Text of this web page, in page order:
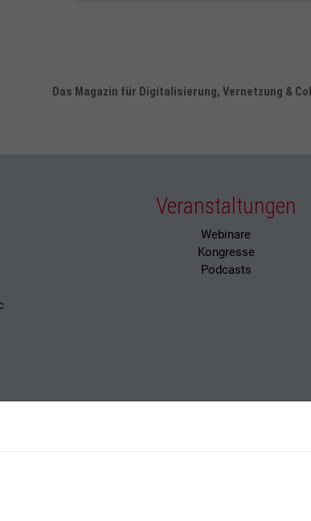
Das Magazin für Digitalisierung, Vernetzung &
Veranstaltungen
Webinare
Kongresse
Podcasts